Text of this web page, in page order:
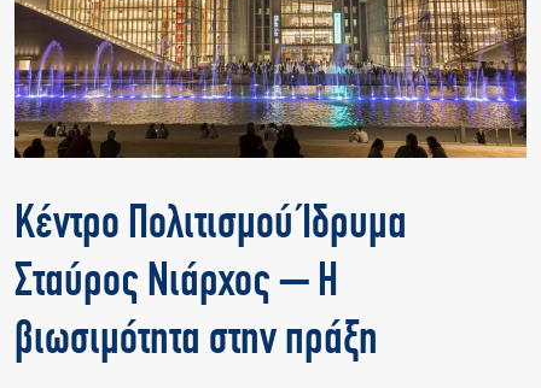
Κέντρο Πολιτισμού Ίδρυμα
Σταύρος Νιάρχος – Η
βιωσιμότητα στην πράξη